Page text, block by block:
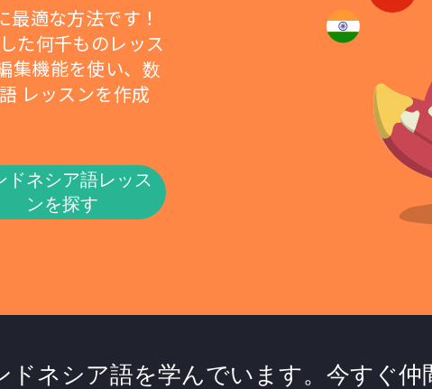
適な方法です！
た何千ものレッス
集機能を使い、数
レッスンを作成
ドネシア語レッス
ンを探す
ドネシア語を学んでいます。今すぐ